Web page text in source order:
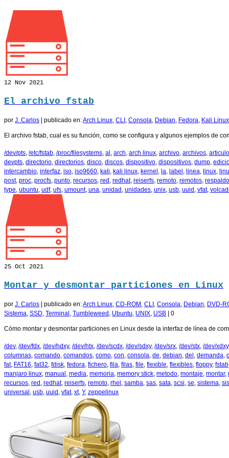
12 Nov 2021
El archivo fstab
por J. Carlos publicado en:Arch Linux, CLI , Consola, Debian, Fedora, Kali Linux
El archivo fstab, cual es su función, como se configura y algunos ejemplos de
/dev/pts, /etc/fstab, /proc/filesystems, al , arch, arch linux, archivo, archivos, articulo
devpts, directorio, directorios, disco, discos, dispositivo, dispositivos, dump,
intercambio, interfaz, iso, iso9660, kali, kali linux, kernel , la, label , linea, linux,
post, proc, procfs, punto, recursos, red , redhat, reiserfs, remoto, remotos, respaldo
type, ubuntu, udf, ufs, umount, una, unidad , unidades, unix, usb, uuid , vfat,
25 Oct 2021
Montar y desmontar particiones en Linux
por J. Carlos publicado en:Arch Linux, CD-ROM , CLI , Consola, Debian, DVD-
Sistema, SSD, Terminal , Tumbleweed , Ubuntu, UNIX, USB 0
Cómo montar y desmontar particiones en Linux desde la interfaz de línea de
/dev, /dev/fdx, /dev/hdxy, /dev/htx, /dev/scdx, /dev/sdxy, /dev/srx, /dev/stx, /dev/xdxy
columnas, comando, comandos, como, con, consola, de, debian, del , demanda,
fat, FAT16, fat32, fdisk, fedora, fichero, fila, filas, file, flexible, flexibles, floppy, fstab
manjaro linux, manual , media, memoria, memory stick, metodo, montaje, montar,
recursos, red , redhat, reiserfs, remoto, rhel , samba, sas, sata, scsi, se, sistema,
universal , usb, uuid , vfat, xt, Y, zeppelinux